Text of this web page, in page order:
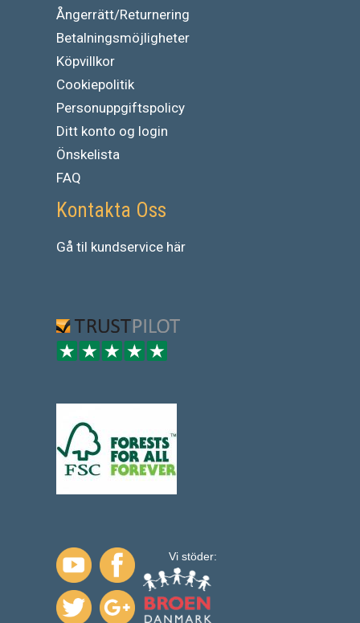
Ångerrätt/Returnering
Betalningsmöjligheter
Köpvillkor
Cookiepolitik
Personuppgiftspolicy
Ditt konto og login
Önskelista
FAQ
Kontakta Oss
Gå til kundservice här
Vi stöder: